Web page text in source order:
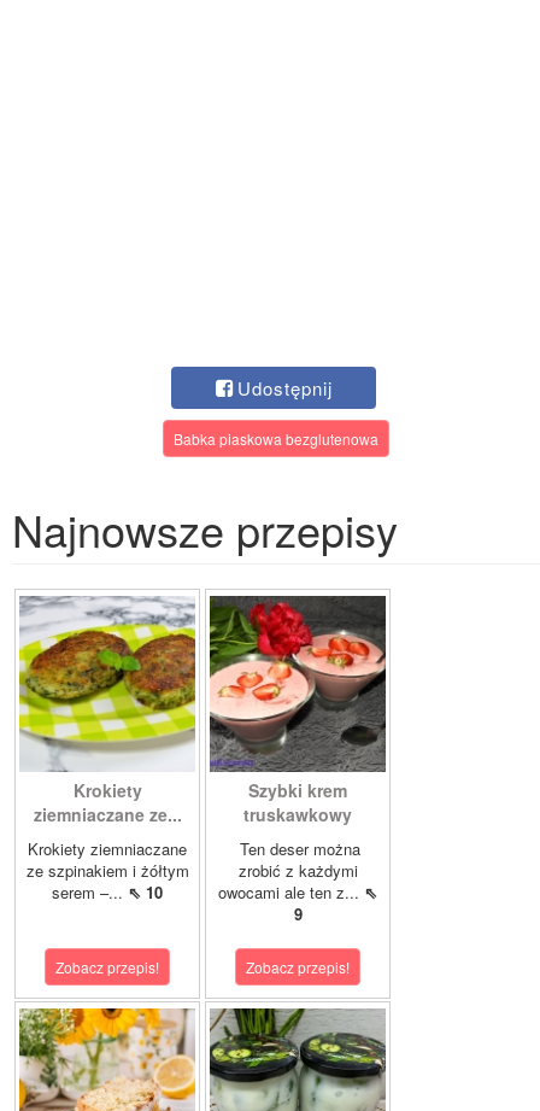
Udostępnij
Babka piaskowa bezglutenowa
Najnowsze przepisy
Krokiety
ziemniaczane ze...
Krokiety ziemniaczane
ze szpinakiem i żółtym
serem –... ⇖ 10
Zobacz przepis!
Szybki krem
truskawkowy
Ten deser można
zrobić z każdymi
owocami ale ten z... ⇖
9
Zobacz przepis!